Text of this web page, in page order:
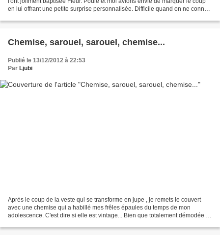
en lui offrant une petite surprise personnalisée. Difficile quand on ne connaît
Chemise, sarouel, sarouel, chemise...
Publié le 13/12/2012 à 22:53
Par Ljubi
Après le coup de la veste qui se transforme en jupe , je remets le couvert
avec une chemise qui a habillé mes frêles épaules du temps de mon
adolescence. C'est dire si elle est vintage... Bien que totalement démodée et